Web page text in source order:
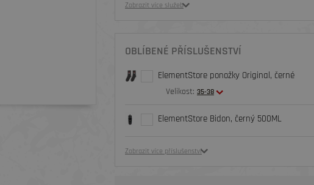
Zobrazit více služeb
OBLÍBENÉ PŘÍSLUŠENSTVÍ
ElementStore ponožky Original, černé
Velikost: 35-38
ElementStore Bidon, černý 500ML
Zobrazit více příslušenství